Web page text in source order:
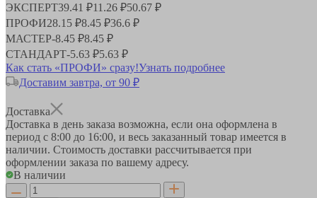
ЭКСПЕРТ39.41 ₽11.26 ₽50.67 ₽
ПРОФИ28.15 ₽8.45 ₽36.6 ₽
МАСТЕР-8.45 ₽8.45 ₽
СТАНДАРТ-5.63 ₽5.63 ₽
Как стать «ПРОФИ» сразу!Узнать подробнее
Доставим завтра, от 90 ₽
Доставка
Доставка в день заказа возможна, если она оформлена в
период с 8:00 до 16:00, и весь заказанный товар имеется в
наличии. Стоимость доставки рассчитывается при
оформлении заказа по вашему адресу.
В наличии